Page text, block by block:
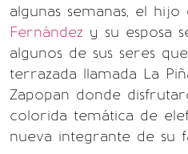
algunas semanas, el hijo
Fernández y su esposa
algunos de sus seres
terrazada llamada La
Zapopan donde
colorida temática de
nueva integrante de su